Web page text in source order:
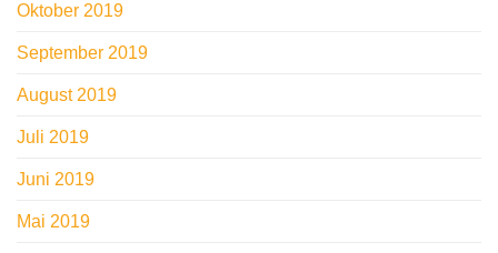
Oktober 2019
September 2019
August 2019
Juli 2019
Juni 2019
Mai 2019